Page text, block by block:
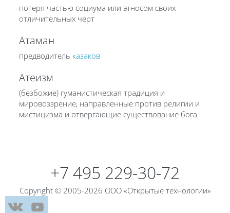
потеря частью социума или этносом своих
отличительных черт
Атаман
предводитель казаков
Атеизм
(безбожие) гуманистическая традиция и
мировоззрение, направленные против религии и
мистицизма и отвергающие существование бога
+7 495 229-30-72
Copyright © 2005-2026 ООО «Открытые технологии»